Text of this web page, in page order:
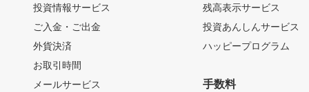
投資情報サービス
ご入金・ご出金
外貨決済
お取引時間
メールサービス
残高表示サービス
投資あんしんサービス
ハッピープログラム
手数料